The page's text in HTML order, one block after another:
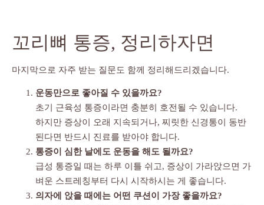
꼬리뼈 통증, 정리하자면
마지막으로 자주 받는 질문도 함께 정리해드리겠습니다.
운동만으로 좋아질 수 있을까요?
초기 근육성 통증이라면 충분히 호전될 수 있습니다.
하지만 증상이 오래 지속되거나, 찌릿한 신경통이 동반
된다면 반드시 진료를 받아야 합니다.
통증이 심한 날에도 운동을 해도 될까요?
급성 통증일 때는 하루 이틀 쉬고, 증상이 가라앉으면 가
벼운 스트레칭부터 다시 시작하시는 게 좋습니다.
의자에 앉을 때에는 어떤 쿠션이 가장 좋을까요?